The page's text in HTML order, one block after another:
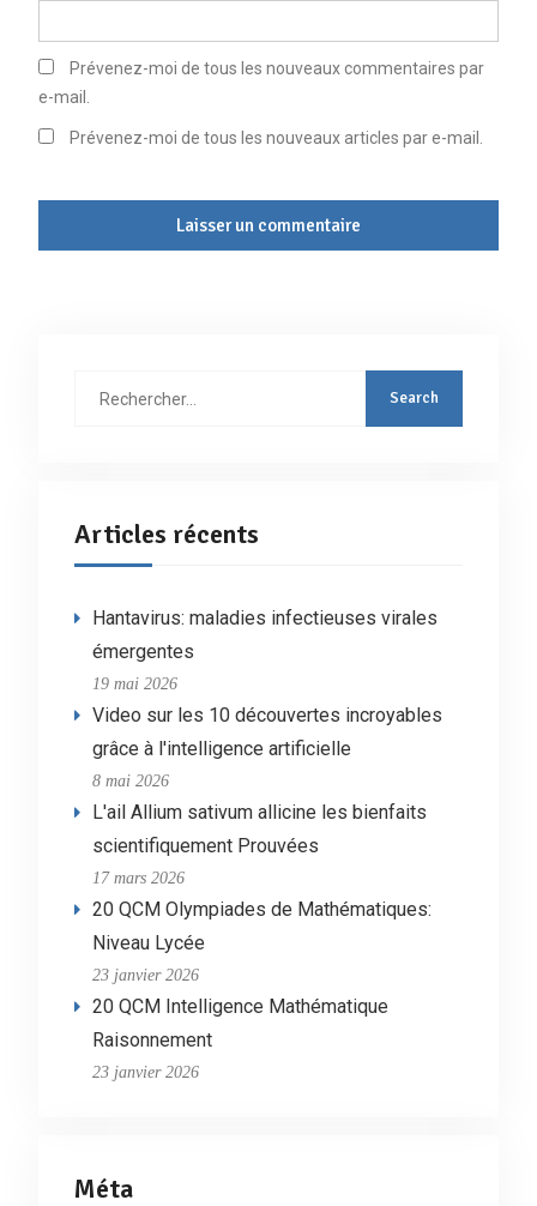
Prévenez-moi de tous les nouveaux commentaires par
e-mail.
Prévenez-moi de tous les nouveaux articles par e-mail.
Articles récents
Hantavirus: maladies infectieuses virales
émergentes
19 mai 2026
Video sur les 10 découvertes incroyables
grâce à l'intelligence artificielle
8 mai 2026
L'ail Allium sativum allicine les bienfaits
scientifiquement Prouvées
17 mars 2026
20 QCM Olympiades de Mathématiques:
Niveau Lycée
23 janvier 2026
20 QCM Intelligence Mathématique
Raisonnement
23 janvier 2026
Méta